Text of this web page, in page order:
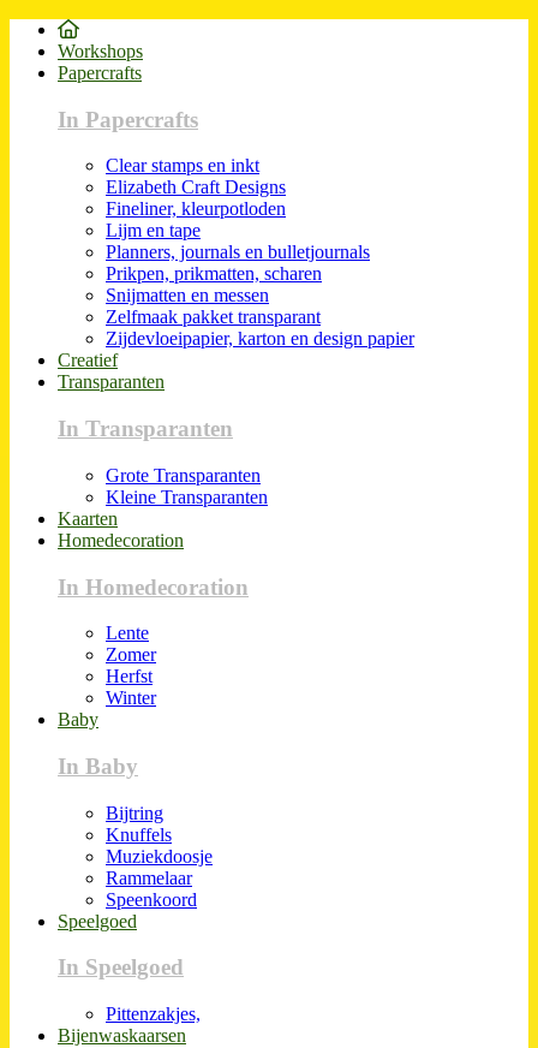
Workshops
Papercrafts
In Papercrafts
Clear stamps en inkt
Elizabeth Craft Designs
Fineliner, kleurpotloden
Lijm en tape
Planners, journals en bulletjournals
Prikpen, prikmatten, scharen
Snijmatten en messen
Zelfmaak pakket transparant
Zijdevloeipapier, karton en design papier
Creatief
Transparanten
In Transparanten
Grote Transparanten
Kleine Transparanten
Kaarten
Homedecoration
In Homedecoration
Lente
Zomer
Herfst
Winter
Baby
In Baby
Bijtring
Knuffels
Muziekdoosje
Rammelaar
Speenkoord
Speelgoed
In Speelgoed
Pittenzakjes,
Bijenwaskaarsen